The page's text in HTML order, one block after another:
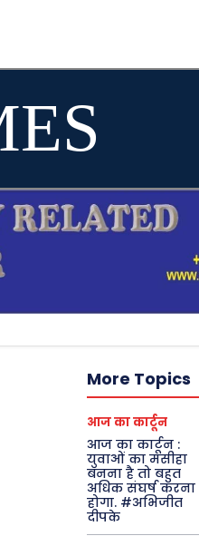
More Topics
आज का कार्टून
आज का कार्टून :
युवाओं का मसीहा
बनना है तो बहुत
अधिक संघर्ष करना
होगा. #अभिजीत
दीपके